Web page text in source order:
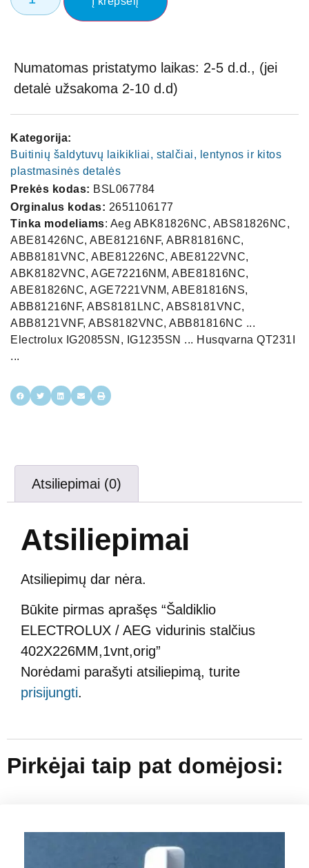
Numatomas pristatymo laikas: 2-5 d.d., (jei
detalė užsakoma 2-10 d.d)
Kategorija:
Buitinių šaldytuvų laikikliai, stalčiai, lentynos ir kitos
plastmasinės detalės
Prekės kodas: BSL067784
Orginalus kodas: 2651106177
Tinka modeliams: Aeg ABK81826NC, ABS81826NC,
ABE81426NC, ABE81216NF, ABR81816NC,
ABB8181VNC, ABE81226NC, ABE8122VNC,
ABK8182VNC, AGE72216NM, ABE81816NC,
ABE81826NC, AGE7221VNM, ABE81816NS,
ABB81216NF, ABS8181LNC, ABS8181VNC,
ABB8121VNF, ABS8182VNC, ABB81816NC ...
Electrolux IG2085SN, IG1235SN ... Husqvarna QT231I
...
Atsiliepimai (0)
Atsiliepimai
Atsiliepimų dar nėra.
Būkite pirmas aprašęs “Šaldiklio
ELECTROLUX / AEG vidurinis stalčius
402X226MM,1vnt,orig”
Norėdami parašyti atsiliepimą, turite
prisijungti.
Pirkėjai taip pat domėjosi: